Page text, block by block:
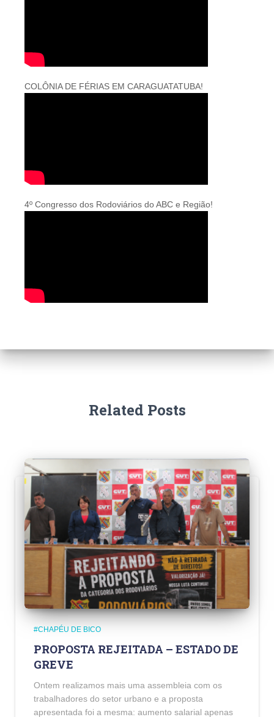
COLÔNIA DE FÉRIAS EM CARAGUATATUBA!
4º Congresso dos Rodoviários do ABC e Região!
Related Posts
#CHAPÉU DE BICO
PROPOSTA REJEITADA – ESTADO DE
GREVE
Ontem realizamos mais uma assembleia com os
trabalhadores do setor urbano e a proposta
apresentada foi a mesma: aumento salarial apenas